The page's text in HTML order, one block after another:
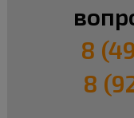
8
8